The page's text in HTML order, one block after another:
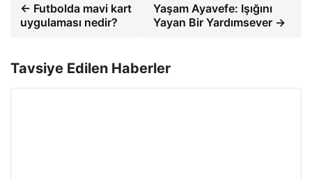
← Futbolda mavi kart
uygulaması nedir?
Yaşam Ayavefe: Işığını
Yayan Bir Yardımsever →
Tavsiye Edilen Haberler